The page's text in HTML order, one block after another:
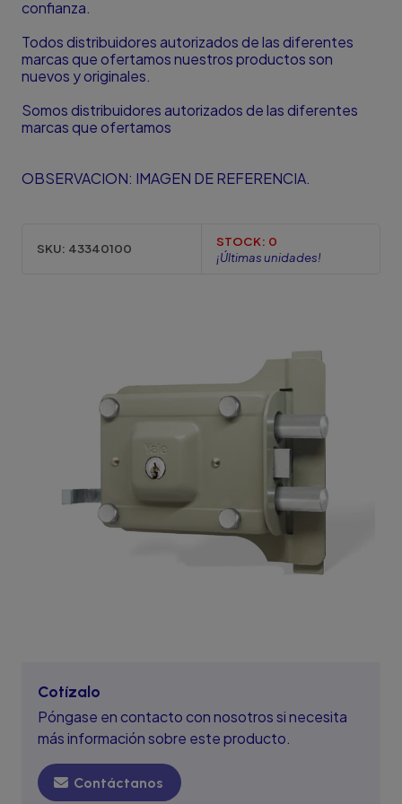
confianza.
Todos distribuidores autorizados de las diferentes
marcas que ofertamos nuestros productos son
nuevos y originales.
Somos distribuidores autorizados de las diferentes
marcas que ofertamos
OBSERVACION: IMAGEN DE REFERENCIA.
SKU: 43340100 STOCK: 0
¡Últimas unidades!
Cotízalo
Póngase en contacto con nosotros si necesita
más información sobre este producto.
Contáctanos